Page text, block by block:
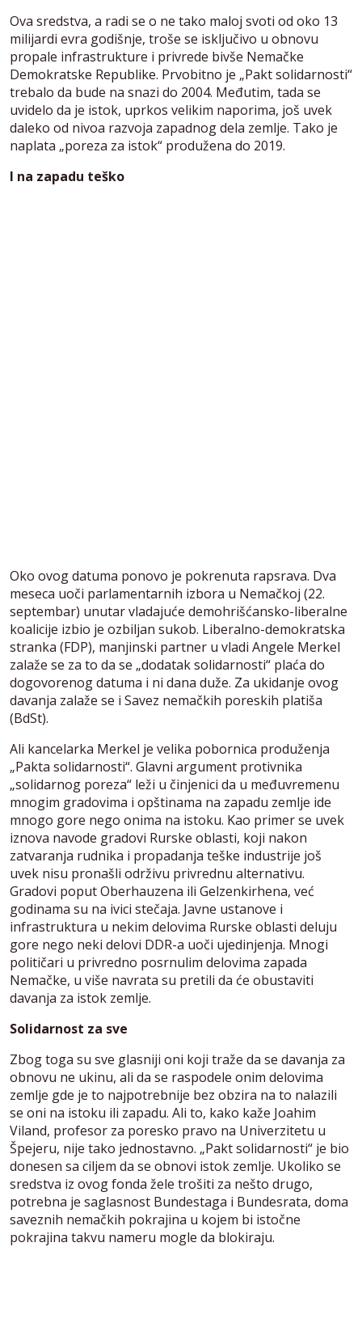
Ova sredstva, a radi se o ne tako maloj svoti od oko 13
milijardi evra godišnje, troše se isključivo u obnovu
propale infrastrukture i privrede bivše Nemačke
Demokratske Republike. Prvobitno je „Pakt solidarnosti“
trebalo da bude na snazi do 2004. Međutim, tada se
uvidelo da je istok, uprkos velikim naporima, još uvek
daleko od nivoa razvoja zapadnog dela zemlje. Tako je
naplata „poreza za istok“ produžena do 2019.
I na zapadu teško
Oko ovog datuma ponovo je pokrenuta rapsrava. Dva
meseca uoči parlamentarnih izbora u Nemačkoj (22.
septembar) unutar vladajuće demohrišćansko-liberalne
koalicije izbio je ozbiljan sukob. Liberalno-demokratska
stranka (FDP), manjinski partner u vladi Angele Merkel
zalaže se za to da se „dodatak solidarnosti“ plaća do
dogovorenog datuma i ni dana duže. Za ukidanje ovog
davanja zalaže se i Savez nemačkih poreskih platiša
(BdSt).
Ali kancelarka Merkel je velika pobornica produženja
„Pakta solidarnosti“. Glavni argument protivnika
„solidarnog poreza“ leži u činjenici da u međuvremenu
mnogim gradovima i opštinama na zapadu zemlje ide
mnogo gore nego onima na istoku. Kao primer se uvek
iznova navode gradovi Rurske oblasti, koji nakon
zatvaranja rudnika i propadanja teške industrije još
uvek nisu pronašli održivu privrednu alternativu.
Gradovi poput Oberhauzena ili Gelzenkirhena, već
godinama su na ivici stečaja. Javne ustanove i
infrastruktura u nekim delovima Rurske oblasti deluju
gore nego neki delovi DDR-a uoči ujedinjenja. Mnogi
političari u privredno posrnulim delovima zapada
Nemačke, u više navrata su pretili da će obustaviti
davanja za istok zemlje.
Solidarnost za sve
Zbog toga su sve glasniji oni koji traže da se davanja za
obnovu ne ukinu, ali da se raspodele onim delovima
zemlje gde je to najpotrebnije bez obzira na to nalazili
se oni na istoku ili zapadu. Ali to, kako kaže Joahim
Viland, profesor za poresko pravo na Univerzitetu u
Špejeru, nije tako jednostavno. „Pakt solidarnosti“ je bio
donesen sa ciljem da se obnovi istok zemlje. Ukoliko se
sredstva iz ovog fonda žele trošiti za nešto drugo,
potrebna je saglasnost Bundestaga i Bundesrata, doma
saveznih nemačkih pokrajina u kojem bi istočne
pokrajina takvu nameru mogle da blokiraju.